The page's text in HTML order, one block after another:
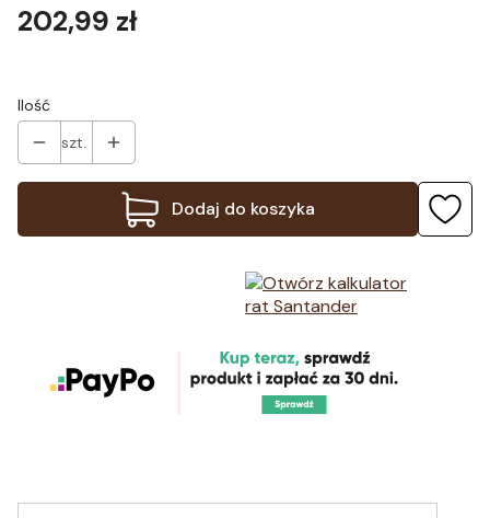
Cena
202,99 zł
Ilość
szt.
Dodaj do koszyka